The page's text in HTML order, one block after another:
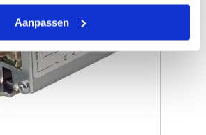
Aanpassen